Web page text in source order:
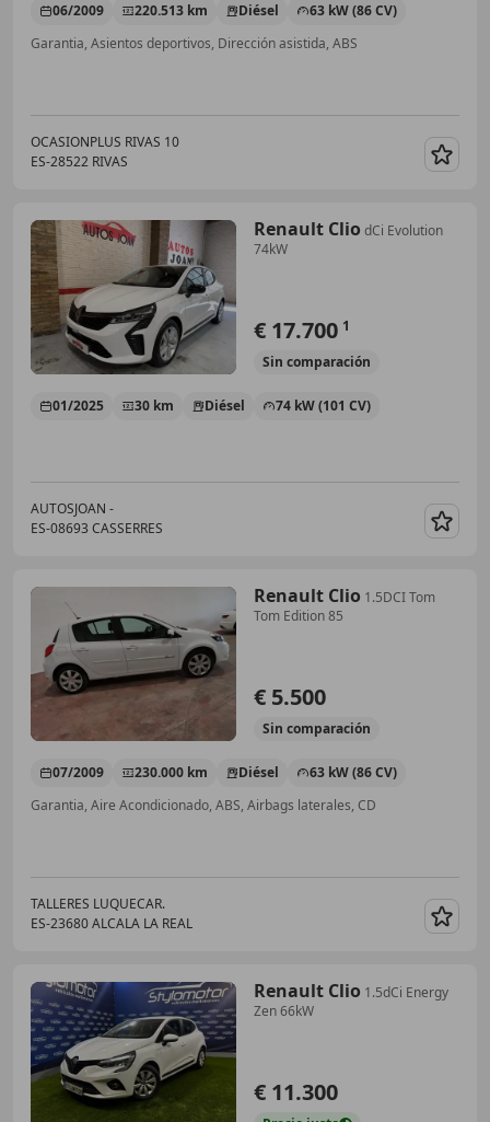
06/2009 220.513 km Diésel
63 kW (86 CV)
Garantia, Asientos deportivos, Dirección asistida, ABS
OCASIONPLUS RIVAS 10
ES-28522 RIVAS
Renault Clio dCi Evolution
74kW
€ 17.700 1
Sin comparación
01/2025 30 km Diésel 74 kW (101 CV)
AUTOSJOAN -
ES-08693 CASSERRES
Renault Clio 1.5DCI Tom
Tom Edition 85
€ 5.500
Sin comparación
07/2009 230.000 km Diésel
63 kW (86 CV)
Garantia, Aire Acondicionado, ABS, Airbags laterales, CD
TALLERES LUQUECAR.
ES-23680 ALCALA LA REAL
Renault Clio 1.5dCi Energy
Zen 66kW
€ 11.300